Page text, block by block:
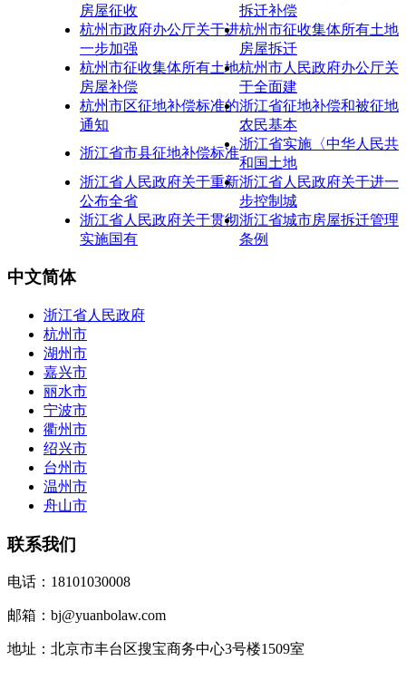
房屋征收
拆迁补偿
杭州市政府办公厅关于进
一步加强
杭州市征收集体所有土地
房屋拆迁
杭州市征收集体所有土地
房屋补偿
杭州市人民政府办公厅关
于全面建
杭州市区征地补偿标准的
通知
浙江省征地补偿和被征地
农民基本
浙江省市县征地补偿标准
浙江省实施〈中华人民共
和国土地
浙江省人民政府关于重新
公布全省
浙江省人民政府关于进一
步控制城
浙江省人民政府关于贯彻
实施国有
浙江省城市房屋拆迁管理
条例
中文简体
浙江省人民政府
杭州市
湖州市
嘉兴市
丽水市
宁波市
衢州市
绍兴市
台州市
温州市
舟山市
联系我们
电话：18101030008
邮箱：bj@yuanbolaw.com
地址：北京市丰台区搜宝商务中心3号楼1509室